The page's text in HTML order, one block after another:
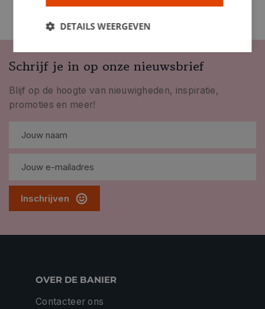
Schrijf je in op onze nieuwsbrief
Blijf op de hoogte van nieuwigheden, inspiratie,
promoties en meer!
Inschrijven
OVER DE BANIER
Contacteer ons
DETAILS WEERGEVEN